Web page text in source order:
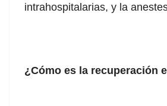
intrahospitalarias, y la
¿Cómo es la recuperación